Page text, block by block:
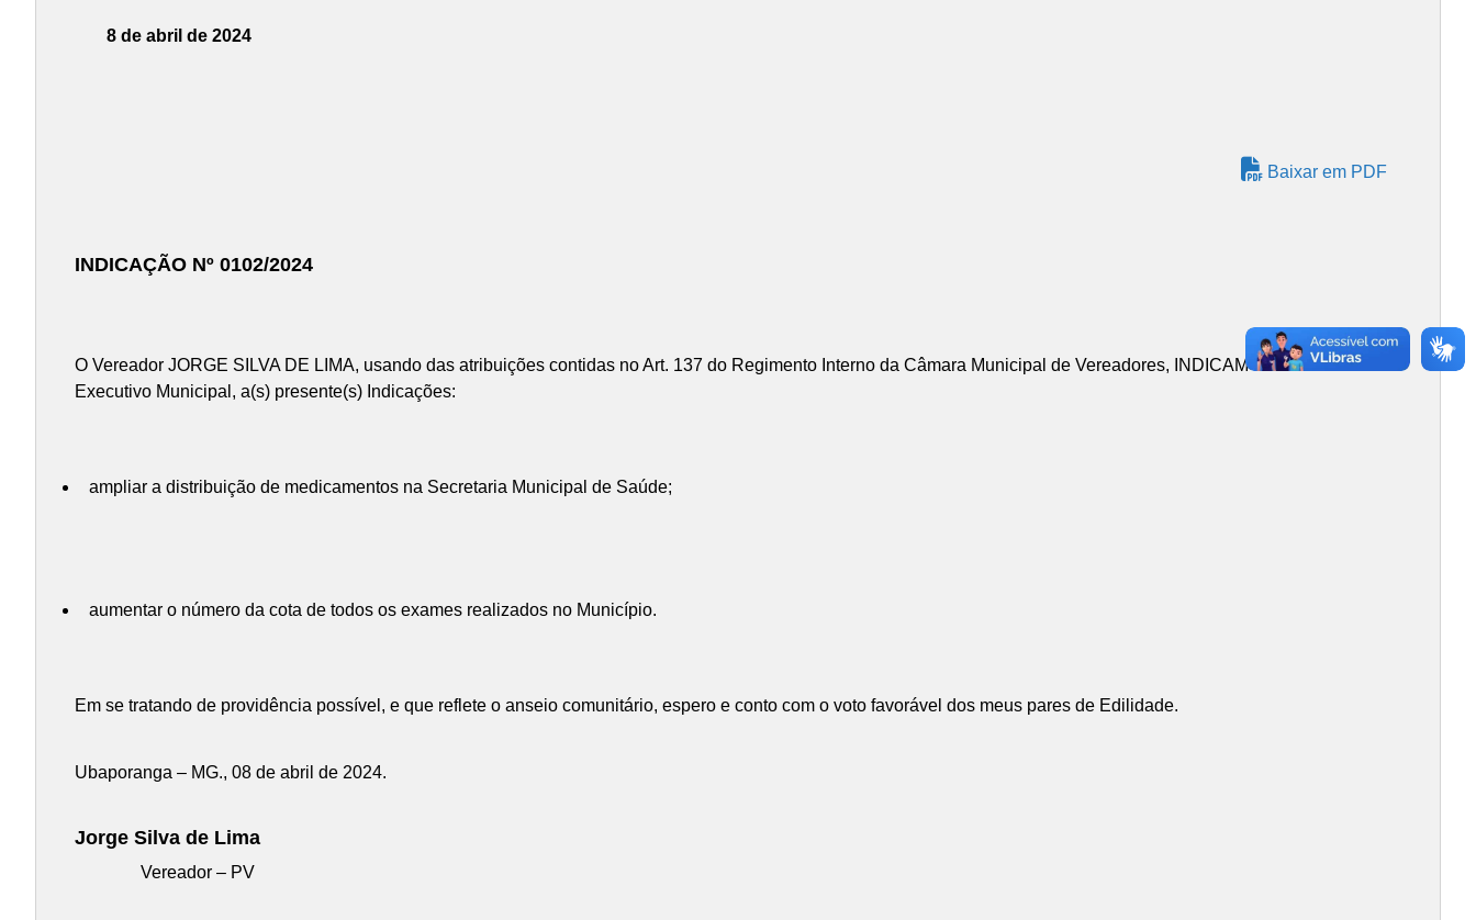
8 de abril de 2024
Baixar em PDF
INDICAÇÃO Nº 0102/2024
O Vereador JORGE SILVA DE LIMA, usando das atribuições contidas no Art. 137 do Regimento Interno da Câmara Municipal de Vereadores, INDICAM ao Chefe do Poder
Executivo Municipal, a(s) presente(s) Indicações:
ampliar a distribuição de medicamentos na Secretaria Municipal de Saúde;
aumentar o número da cota de todos os exames realizados no Município.
Em se tratando de providência possível, e que reflete o anseio comunitário, espero e conto com o voto favorável dos meus pares de Edilidade.
Ubaporanga – MG., 08 de abril de 2024.
Jorge Silva de Lima
Vereador – PV